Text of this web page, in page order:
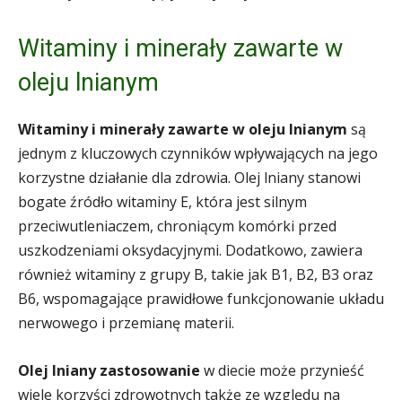
Witaminy i minerały zawarte w
oleju lnianym
Witaminy i minerały zawarte w oleju lnianym są
jednym z kluczowych czynników wpływających na jego
korzystne działanie dla zdrowia. Olej lniany stanowi
bogate źródło witaminy E, która jest silnym
przeciwutleniaczem, chroniącym komórki przed
uszkodzeniami oksydacyjnymi. Dodatkowo, zawiera
również witaminy z grupy B, takie jak B1, B2, B3 oraz
B6, wspomagające prawidłowe funkcjonowanie układu
nerwowego i przemianę materii.
Olej lniany zastosowanie w diecie może przynieść
wiele korzyści zdrowotnych także ze względu na